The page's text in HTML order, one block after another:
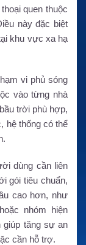
quen thuộc
này đặc biệt
khu vực xa hạ
vi phủ sóng
vào từng nhà
trời phù hợp,
hệ thống có thể
dùng cần liên
gói tiêu chuẩn,
cao hơn, như
nhóm hiện
giúp tăng sự an
cần hỗ trợ.